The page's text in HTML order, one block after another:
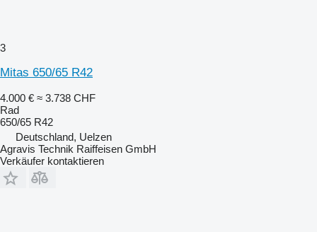
3
Mitas 650/65 R42
4.000 € ≈ 3.738 CHF
Rad
650/65 R42
Deutschland, Uelzen
Agravis Technik Raiffeisen GmbH
Verkäufer kontaktieren